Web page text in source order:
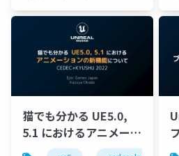
猫でも分かる UE5.0,
5.1 におけるアニメーシ
ョンの新機能について